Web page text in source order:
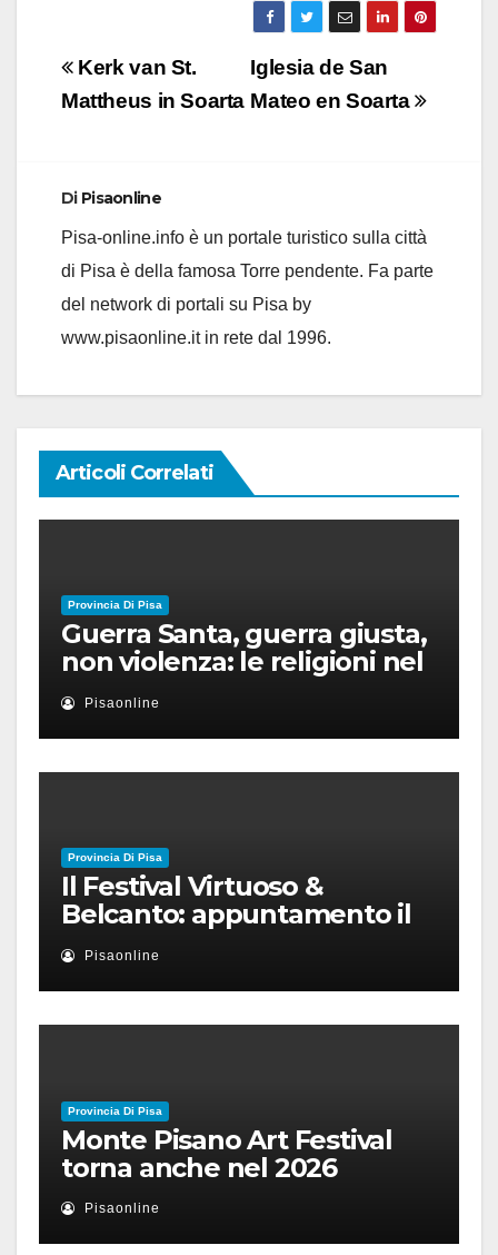
Navigazione
articoli
Iglesia de San
Mateo en Soarta
Kerk van St.
Mattheus in Soarta
Di Pisaonline
Pisa-online.info è un portale turistico sulla città
di Pisa è della famosa Torre pendente. Fa parte
del network di portali su Pisa by
www.pisaonline.it in rete dal 1996.
Articoli Correlati
Provincia Di Pisa
Guerra Santa, guerra giusta,
non violenza: le religioni nel
nuovo disordine mondiale
Pisaonline
Provincia Di Pisa
Il Festival Virtuoso &
Belcanto: appuntamento il
28 luglio a Palazzo Blu con
Ruben Micieli
Pisaonline
Provincia Di Pisa
Monte Pisano Art Festival
torna anche nel 2026
Pisaonline